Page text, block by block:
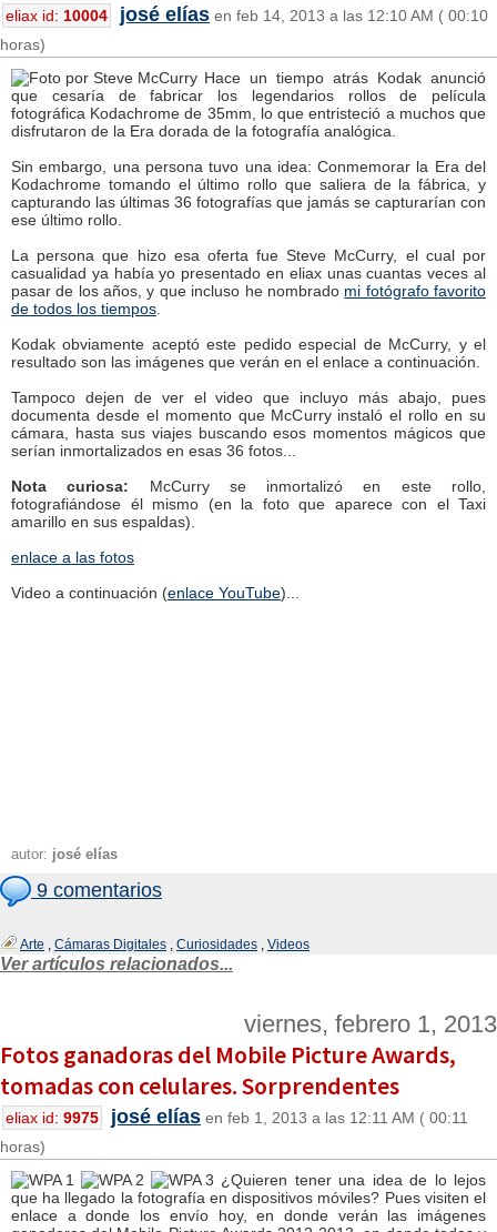
eliax id: 10004 josé elías en feb 14, 2013 a las 12:10 AM ( 00:10
horas)
Hace un tiempo atrás Kodak anunció
que cesaría de fabricar los legendarios rollos de película
fotográfica Kodachrome de 35mm, lo que entristeció a muchos que
disfrutaron de la Era dorada de la fotografía analógica.
Sin embargo, una persona tuvo una idea: Conmemorar la Era del
Kodachrome tomando el último rollo que saliera de la fábrica, y
capturando las últimas 36 fotografías que jamás se capturarían con
ese último rollo.
La persona que hizo esa oferta fue Steve McCurry, el cual por
casualidad ya había yo presentado en eliax unas cuantas veces al
pasar de los años, y que incluso he nombrado mi fotógrafo favorito
de todos los tiempos
Kodak obviamente aceptó este pedido especial de McCurry, y el
resultado son las imágenes que verán en el enlace a continuación.
Tampoco dejen de ver el video que incluyo más abajo, pues
documenta desde el momento que McCurry instaló el rollo en su
cámara, hasta sus viajes buscando esos momentos mágicos que
serían inmortalizados en esas 36 fotos...
Nota curiosa: McCurry se inmortalizó en este rollo,
fotografiándose él mismo (en la foto que aparece con el Taxi
amarillo en sus espaldas).
enlace a las fotos
Video a continuación (enlace YouTube)...
autor: josé elías
9 comentarios
Arte , Cámaras Digitales , Curiosidades , Videos
Ver artículos relacionados...
viernes, febrero 1, 2013
Fotos ganadoras del Mobile Picture Awards,
tomadas con celulares. Sorprendentes
eliax id: 9975 josé elías en feb 1, 2013 a las 12:11 AM ( 00:11
horas)
¿Quieren tener una idea de lo lejos
que ha llegado la fotografía en dispositivos móviles? Pues visiten el
enlace a donde los envío hoy, en donde verán las imágenes